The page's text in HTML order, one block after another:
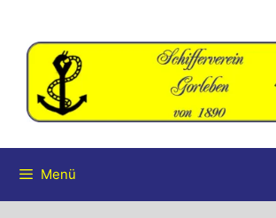
Inhalt
springen
Menü